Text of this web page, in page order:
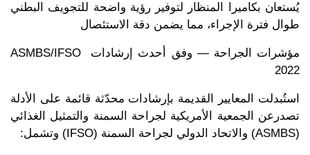
يُستعان بكاميرا المنظار لتوفير رؤية واضحة للتجويف البطني
طوال فترة الإجراء، مما يضمن دقة الاستئصال
مؤشرات الجراحة — وفق أحدث إرشادات ASMBS/IFSO
2022
استُبدلت المعايير القديمة بإرشادات محدّثة قائمة على الأدلة
تصدرعن الجمعية الأمريكية لجراحة السمنة والتمثيل الغذائي
(ASMBS) والاتحاد الدولي لجراحة السمنة (IFSO) وتشمل: